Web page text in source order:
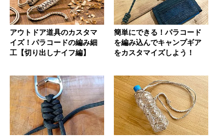
アウトドア道具のカスタマ
イズ！パラコードの編み細
工【切り出しナイフ編】
簡単にできる！パラコード
を編み込んでキャンプギア
をカスタマイズしよう！